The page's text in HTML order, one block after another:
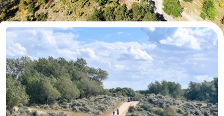
breakfasts)
Hotels
Vakantiehuizen
-
Buitenheem
-
De
-